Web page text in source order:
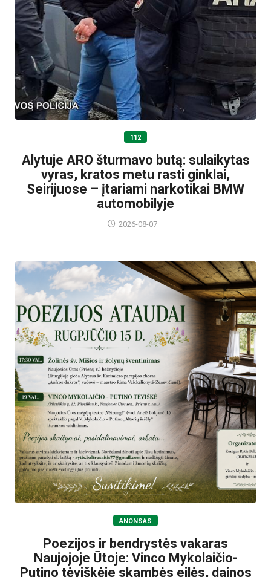
112
Alytuje ARO šturmavo butą: sulaikytas
vyras, kratos metu rasti ginklai,
Seirijuose – įtariami narkotikai BMW
automobilyje
2026-08-07
ANONSAS
Poezijos ir bendrystės vakaras
Naujojoje Ūtoje: Vinco Mykolaičio-
Putino tėviškėje skambės eilės, dainos